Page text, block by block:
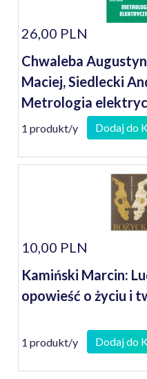
26,00 PLN
Chwaleba
Maciej, Siedlecki
Metrologia
1 produkt/y Dodaj do
10,00 PLN
Kamiński Marcin:
opowieść o życiu i
1 produkt/y Dodaj do